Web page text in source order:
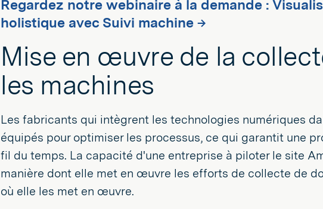
Regardez notre webinaire à la demande :
holistique avec Suivi machine →
Mise en œuvre de la
les machines
Les fabricants qui intègrent les technologies numériques
équipés pour optimiser les processus, ce qui garantit une
fil du temps. La capacité d'une entreprise à piloter le site
manière dont elle met en œuvre les efforts de collecte de
où elle les met en œuvre.